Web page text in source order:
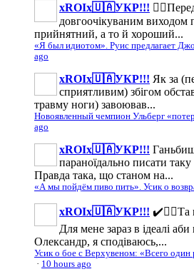
xROIx🇺🇦УКР!!!
довгоочікуваним виходом
прийнятний, а то й хороший...
«Я был идиотом». Руис предлагает
ago
xROIx🇺🇦УКР!!! Як за
сприятливим) збігом
травму ноги) завоював...
Новоявленный чемпион Ульберг
ago
xROIx🇺🇦УКР!!!
параноїдально писати
Правда така, що станом на...
«А мы пойдём пиво пить». Усик о
xROIx🇺🇦УКР!!! ✔️☝🏼Та
Для мене зараз в ідеалі аби
Олександр, я сподіваюсь,...
Усик о бое с Верхувеном: «Всего один
· 10 hours ago